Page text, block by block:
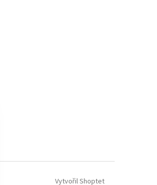
Vytvořil Shoptet